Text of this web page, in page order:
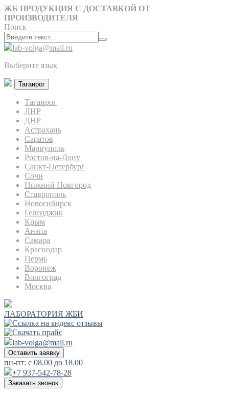
ЖБ ПРОДУКЦИЯ С ДОСТАВКОЙ ОТ
ПРОИЗВОДИТЕЛЯ
Поиск
lab-volga@mail.ru
Выберите язык
Таганрог
Таганрог
ЛНР
ДНР
Астрахань
Саратов
Мариуполь
Ростов-на-Дону
Санкт-Петербург
Сочи
Нижний Новгород
Ставрополь
Новосибирск
Геленджик
Крым
Анапа
Самара
Краснодар
Пермь
Воронеж
Волгоград
Москва
ЛАБОРАТОРИЯ ЖБИ
lab-volga@mail.ru
Оставить заявку
пн-пт: с 08.00 до 18.00
+7 937-542-78-28
Заказать звонок